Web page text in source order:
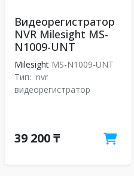
Видеорегистратор
NVR Milesight MS-
N1009-UNT
Milesight MS-N1009-UNT
Тип: nvr
видеорегистратор
39 200 ₸